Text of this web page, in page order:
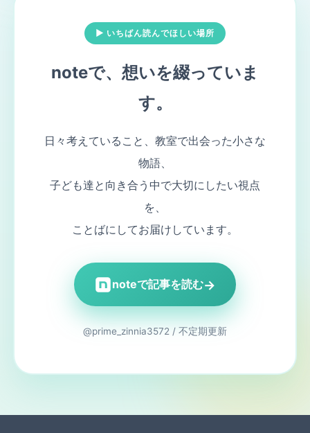
▶ いちばん読んでほしい場所
noteで、想いを綴っていま
す。
日々考えていること、教室で出会った小さな
物語、
子ども達と向き合う中で大切にしたい視点
を、
ことばにしてお届けしています。
noteで記事を読む→
@prime_zinnia3572 / 不定期更新